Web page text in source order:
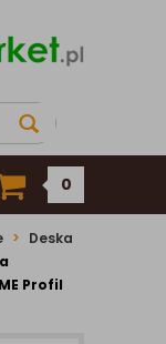
0
Deska
Profil